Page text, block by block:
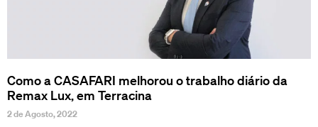
Como a CASAFARI melhorou o trabalho diário da
Remax Lux, em Terracina
2 de Agosto, 2022